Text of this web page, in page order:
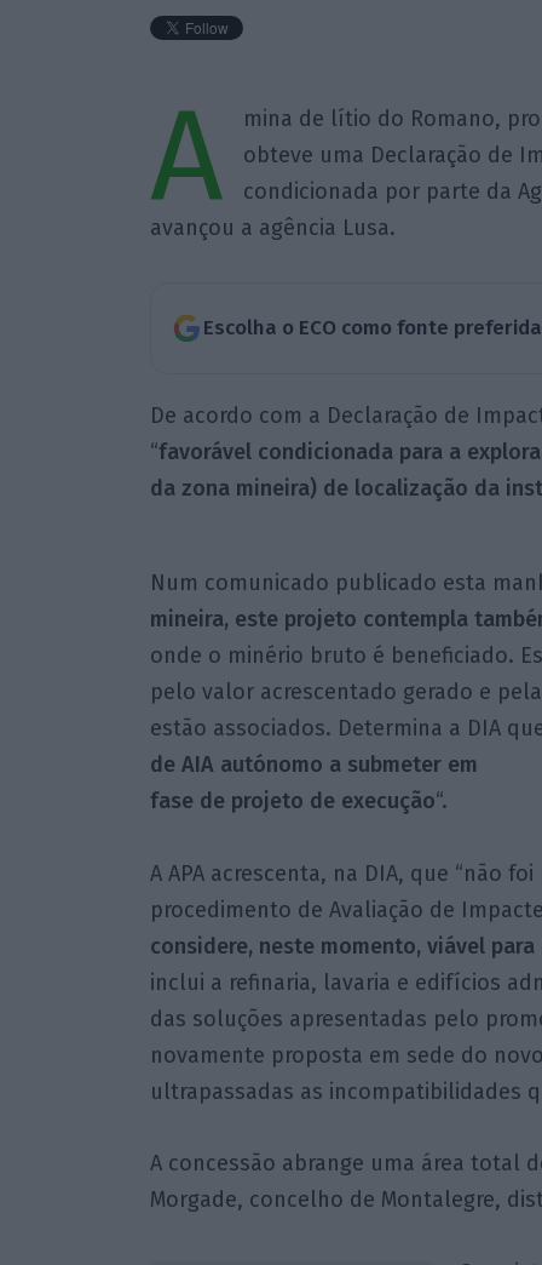
A
mina de lítio do Romano,
obteve uma Declaração de
condicionada por parte da
avançou a agência Lusa.
Escolha o ECO como fonte
De acordo com a Declaração de
“favorável condicionada para a
da zona mineira) de localização da
Num comunicado publicado esta
mineira, este projeto contempla
onde o minério bruto é beneficiado.
pelo valor acrescentado gerado e
estão associados. Determina a DIA
de AIA autónomo a submeter em
fase de projeto de execução“.
A APA acrescenta, na DIA, que “não
procedimento de Avaliação de
considere, neste momento, viável
inclui a refinaria, lavaria e edifícios
das soluções apresentadas pelo
novamente proposta em sede do
ultrapassadas as incompatibilidades
A concessão abrange uma área total
Morgade, concelho de Montalegre,